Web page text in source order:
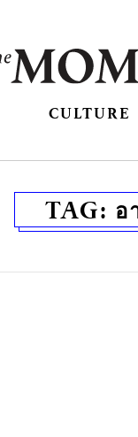
CULTURE
TAG: อ